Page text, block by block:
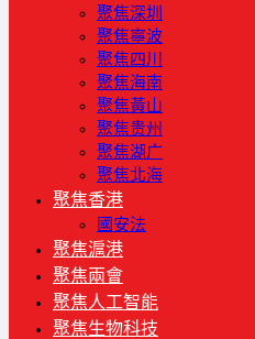
聚焦深圳
聚焦寧波
聚焦四川
聚焦海南
聚焦黃山
聚焦贵州
聚焦湖广
聚焦北海
聚焦香港
國安法
聚焦滬港
聚焦兩會
聚焦人工智能
聚焦生物科技